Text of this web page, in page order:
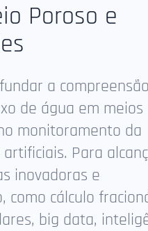
Poroso e
a
de água em meios
monitoramento da
Para
inovadoras e
como cálculo
big data,